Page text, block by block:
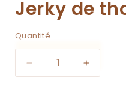
Jerky de
Quantité
Quantité
Réduire
la
la